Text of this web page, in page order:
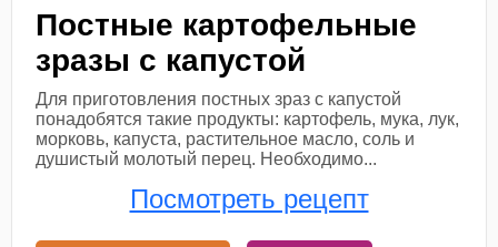
Постные картофельные
зразы с капустой
Для приготовления постных зраз с капустой
понадобятся такие продукты: картофель, мука, лук,
морковь, капуста, растительное масло, соль и
душистый молотый перец. Необходимо...
Посмотреть рецепт